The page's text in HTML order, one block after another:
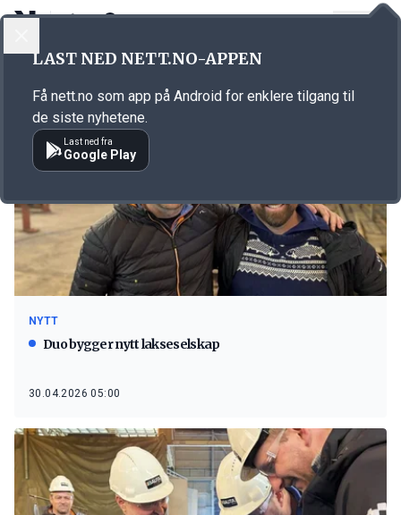
Emne: havbruk
NYTT
Duo bygger nytt lakseselskap
30.04.2026 05:00
LAST NED NETT.NO-APPEN
Få nett.no som app på Android for enklere tilgang til
de siste nyhetene.
Last ned fra
Google Play